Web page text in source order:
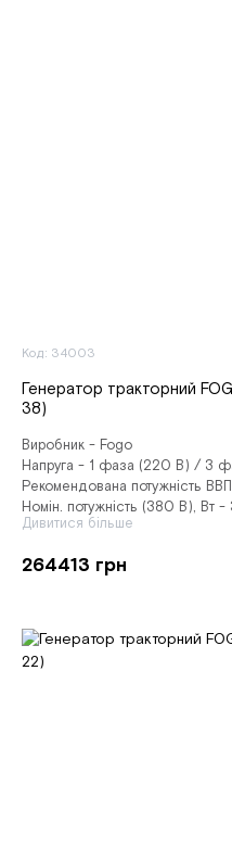
Код: 34003
Генератор тракторний
38)
Виробник - Fogo
Напруга - 1 фаза (220 В) / 3
Рекомендована потужність
Номін. потужність (380 В), Вт
Дивитися більше
264413 грн